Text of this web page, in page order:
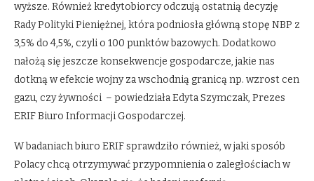
wyższe. Również kredytobiorcy odczują ostatnią decyzję
Rady Polityki Pieniężnej, która podniosła główną stopę NBP z
3,5% do 4,5%, czyli o 100 punktów bazowych. Dodatkowo
nałożą się jeszcze konsekwencje gospodarcze, jakie nas
dotkną w efekcie wojny za wschodnią granicą np. wzrost cen
gazu, czy żywności – powiedziała Edyta Szymczak, Prezes
ERIF Biuro Informacji Gospodarczej.
W badaniach biuro ERIF sprawdziło również, w jaki sposób
Polacy chcą otrzymywać przypomnienia o zaległościach w